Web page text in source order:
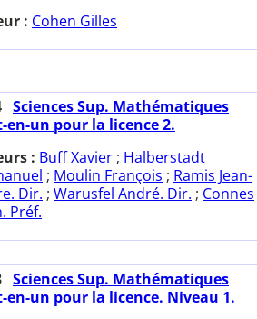
: Cohen Gilles
Sciences Sup. Mathématiques
en-un pour la licence 2.
: Buff Xavier ; Halberstadt
; Moulin François ; Ramis Jean-
Dir. ; Warusfel André. Dir. ; Connes
Préf.
Sciences Sup. Mathématiques
en-un pour la licence. Niveau 1.